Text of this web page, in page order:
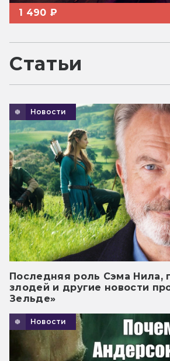
1 490 ₽
Статьи
Новости
Последняя роль Сэма Нила,
злодей и другие новости
Зельде»
Новости